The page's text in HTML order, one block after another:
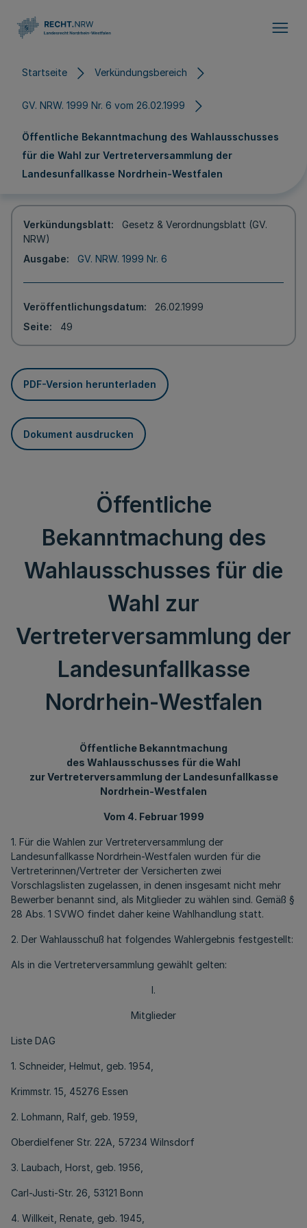
Startseite Verkündungsbereich
GV. NRW. 1999 Nr. 6 vom 26.02.1999
Öffentliche Bekanntmachung des Wahlausschusses
für die Wahl zur Vertreterversammlung der
Landesunfallkasse Nordrhein-Westfalen
Verkündungsblatt
Gesetz & Verordnungsblatt (GV.
NRW)
Ausgabe
GV. NRW. 1999 Nr. 6
Veröffentlichungsdatum
26.02.1999
Seite
49
PDF-Version herunterladen
Dokument ausdrucken
Öffentliche
Bekanntmachung des
Wahlausschusses für die
Wahl zur
Vertreterversammlung der
Landesunfallkasse
Nordrhein-Westfalen
Öffentliche Bekanntmachung
des Wahlausschusses für die Wahl
zur Vertreterversammlung der Landesunfallkasse
Nordrhein-Westfalen
Vom 4. Februar 1999
1. Für die Wahlen zur Vertreterversammlung der
Landesunfallkasse Nordrhein-Westfalen wurden für die
Vertreterinnen/Vertreter der Versicherten zwei
Vorschlagslisten zugelassen, in denen insgesamt nicht mehr
Bewerber benannt sind, als Mitglieder zu wählen sind. Gemäß §
28 Abs. 1 SVWO findet daher keine Wahlhandlung statt.
2. Der Wahlausschuß hat folgendes Wahlergebnis festgestellt:
Als in die Vertreterversammlung gewählt gelten:
I.
Mitglieder
Liste DAG
1. Schneider, Helmut, geb. 1954,
Krimmstr. 15, 45276 Essen
2. Lohmann, Ralf, geb. 1959,
Oberdielfener Str. 22A, 57234 Wilnsdorf
3. Laubach, Horst, geb. 1956,
Carl-Justi-Str. 26, 53121 Bonn
4. Willkeit, Renate, geb. 1945,